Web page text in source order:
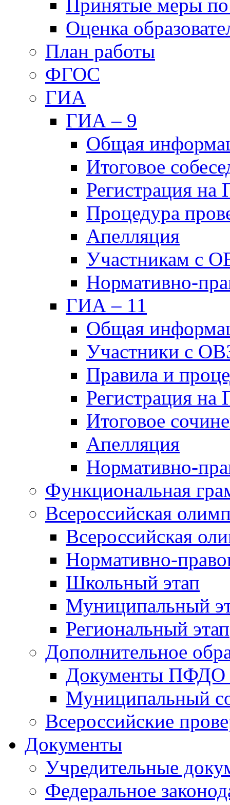
Принятые меры
Оценка
План работы
ФГОС
ГИА
ГИА – 9
Общая
Итоговое
Регистрация
Процедура
Апелляция
Участникам с
Нормативно-
ГИА – 11
Общая
Участники с
Правила и
Регистрация
Итоговое
Апелляция
Нормативно-
Функциональная
Всероссийская
Всероссийская
Нормативно-
Школьный этап
Муниципальный
Региональный этап
Дополнительное
Документы ПФДО
Муниципальный
Всероссийские
Документы
Учредительные
Федеральное